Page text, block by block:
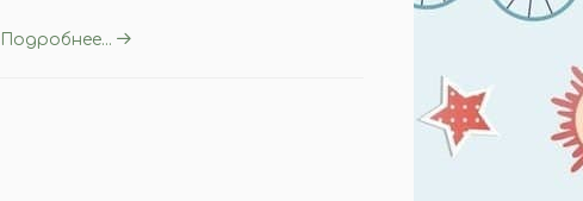
Подробнее...